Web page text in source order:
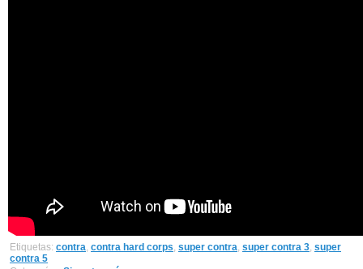
Etiquetas: contra contra hard corps super contra super contra 3 super
contra 5